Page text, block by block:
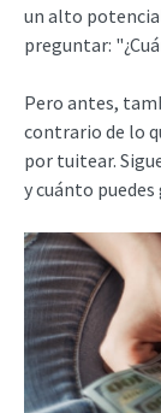
un alto
preguntar:
Pero antes,
contrario de lo
por tuitear.
y cuánto